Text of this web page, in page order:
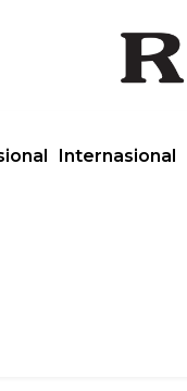
Internasional